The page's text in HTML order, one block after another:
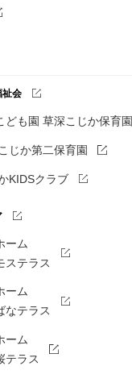
祉会
ども園 草深こじか保育園
じか第二保育園
KIDSクラブ
ーム
ステラス
ーム
なテラス
ーム
テラス